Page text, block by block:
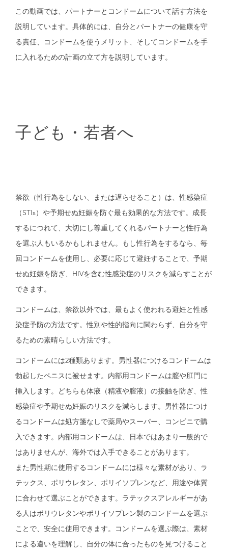
この動画では、パートナーとコンドームについて話す方法を
説明しています。具体的には、自分とパートナーの健康を守
る責任、コンドームを使うメリット、そしてコンドームを手
に入れるための計画の立て方を説明しています。
子ども・若者へ
禁欲（性行為をしない、または遅らせること）は、性感染症
（STIs）や予期せぬ妊娠を防ぐ最も効果的な方法です。成長
するにつれて、大切にし尊重してくれるパートナーと性行為
を選ぶ人もいるかもしれません。もし性行為をするなら、毎
回コンドームを使用し、必要に応じて避妊することで、予期
せぬ妊娠を防ぎ、HIVを含む性感染症のリスクを減らすことが
できます。
コンドームは、禁欲以外では、最もよく使われる避妊と性感
染症予防の方法です。性別や性的指向に関わらず、自分を守
るための素晴らしい方法です。
コンドームには2種類あります。男性器につけるコンドームは
勃起したペニスに被せます。内部用コンドームは膣や肛門に
挿入します。どちらも体液（精液や膣液）の接触を防ぎ、性
感染症や予期せぬ妊娠のリスクを減らします。男性器につけ
るコンドームは処方箋なしで薬局やスーパー、コンビニで購
入できます。内部用コンドームは、日本ではあまり一般的で
はありませんが、海外では入手できることがあります。
また男性期に使用するコンドームには様々な素材があり、ラ
テックス、ポリウレタン、ポリイソプレンなど、用途や体質
に合わせて選ぶことができます。ラテックスアレルギーがあ
る人はポリウレタンやポリイソプレン製のコンドームを選ぶ
ことで、安全に使用できます。コンドームを選ぶ際は、素材
による違いを理解し、自分の体に合ったものを見つけること